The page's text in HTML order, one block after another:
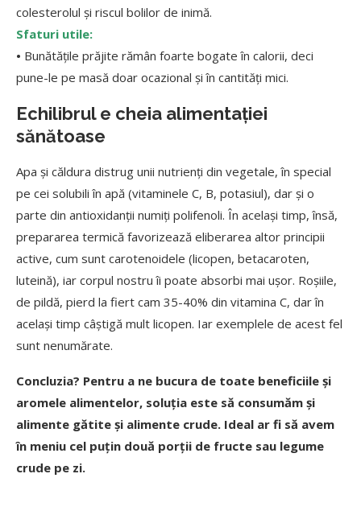
colesterolul și riscul bolilor de inimă.
Sfaturi utile:
• Bunătățile prăjite rămân foarte bogate în calorii, deci
pune-le pe masă doar ocazional și în cantități mici.
Echilibrul e cheia alimentației
sănătoase
Apa și căldura distrug unii nutrienți din vegetale, în special
pe cei solubili în apă (vitaminele C, B, potasiul), dar și o
parte din antioxidanții numiți polifenoli. În același timp, însă,
prepararea termică favorizează eliberarea altor principii
active, cum sunt carotenoidele (licopen, betacaroten,
luteină), iar corpul nostru îi poate absorbi mai ușor. Roșiile,
de pildă, pierd la fiert cam 35-40% din vitamina C, dar în
același timp câștigă mult licopen. Iar exemplele de acest fel
sunt nenumărate.
Concluzia? Pentru a ne bucura de toate beneficiile și
aromele alimentelor, soluția este să consumăm și
alimente gătite și alimente crude. Ideal ar fi să avem
în meniu cel puțin două porții de fructe sau legume
crude pe zi.